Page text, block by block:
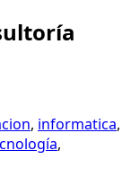
, informatica,
,